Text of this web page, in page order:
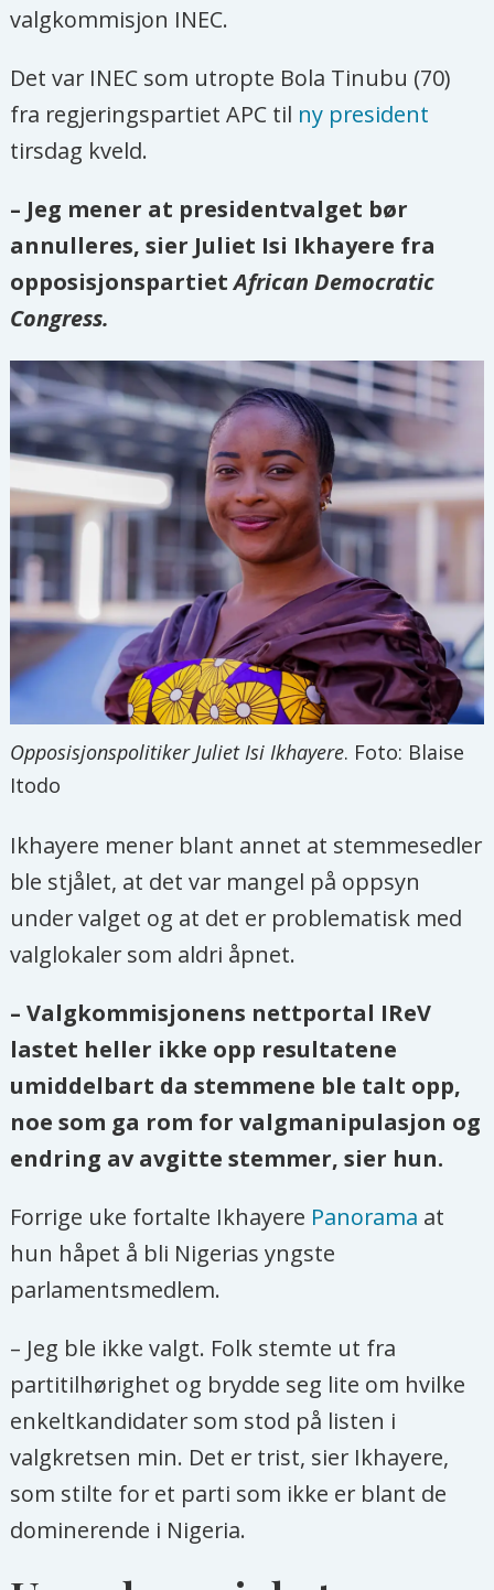
valgkommisjon INEC.
Det var INEC som utropte Bola Tinubu (70)
fra regjeringspartiet APC til ny president
tirsdag kveld.
– Jeg mener at presidentvalget bør
annulleres, sier Juliet Isi Ikhayere fra
opposisjonspartietAfrican Democratic
Congress.
Opposisjonspolitiker Juliet Isi Ikhayere. Foto: Blaise
Itodo
Ikhayere mener blant annet at stemmesedler
ble stjålet, at det var mangel på oppsyn
under valget og at det er problematisk med
valglokaler som aldri åpnet.
– Valgkommisjonens nettportal IReV
lastet heller ikke opp resultatene
umiddelbart da stemmene ble talt opp,
noe som ga rom for valgmanipulasjon og
endring av avgitte stemmer, sier hun.
Forrige uke fortalte Ikhayere Panorama at
hun håpet å bli Nigerias yngste
parlamentsmedlem.
– Jeg ble ikke valgt. Folk stemte ut fra
partitilhørighet og brydde seg lite om hvilke
enkeltkandidater som stod på listen i
valgkretsen min. Det er trist, sier Ikhayere,
som stilte for et parti som ikke er blant de
dominerende i Nigeria.